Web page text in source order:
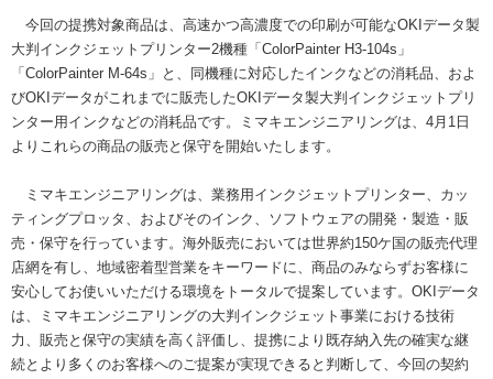
今回の提携対象商品は、高速かつ高濃度での印刷が可能なOKIデータ製
大判インクジェットプリンター2機種「ColorPainter H3-104s」
「ColorPainter M-64s」と、同機種に対応したインクなどの消耗品、およ
びOKIデータがこれまでに販売したOKIデータ製大判インクジェットプリ
ンター用インクなどの消耗品です。ミマキエンジニアリングは、4月1日
よりこれらの商品の販売と保守を開始いたします。
ミマキエンジニアリングは、業務用インクジェットプリンター、カッ
ティングプロッタ、およびそのインク、ソフトウェアの開発・製造・販
売・保守を行っています。海外販売においては世界約150ケ国の販売代理
店網を有し、地域密着型営業をキーワードに、商品のみならずお客様に
安心してお使いいただける環境をトータルで提案しています。OKIデータ
は、ミマキエンジニアリングの大判インクジェット事業における技術
力、販売と保守の実績を高く評価し、提携により既存納入先の確実な継
続とより多くのお客様へのご提案が実現できると判断して、今回の契約